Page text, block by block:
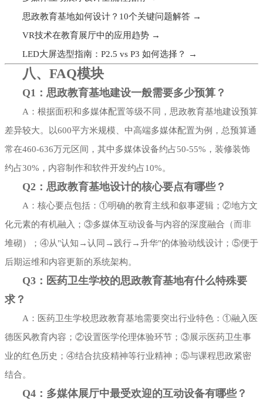
思政教育基地如何设计？10个关键问题解答 →
VR技术在教育展厅中的应用趋势 →
LED大屏选型指南：P2.5 vs P3 如何选择？ →
八、FAQ模块
Q1：思政教育基地建设一般需要多少预算？
A：根据面积和多媒体配置等级不同，思政教育基地建设预算
差异较大。以600平方米规模、中高端多媒体配置为例，总预算通
常在460-636万元区间，其中多媒体设备约占50-55%，装修装饰
约占30%，内容制作和软件开发约占10%。
Q2：思政教育基地设计的核心要点有哪些？
A：核心要点包括：①明确的教育主线和叙事逻辑；②地方文
化元素的有机融入；③多媒体互动设备与内容的深度融合（而非
堆砌）；④从"认知→认同→践行→升华"的体验动线设计；⑤便于
后期运维和内容更新的系统架构。
Q3：医药卫生学校的思政教育基地有什么特殊要
求？
A：医药卫生学校思政教育基地需要突出行业特色：①融入医
德医风教育内容；②设置医学伦理体验环节；③展示医药卫生事
业的红色历史；④结合抗疫精神等行业精神；⑤与课程思政紧密
结合。
Q4：多媒体展厅中最受欢迎的互动设备有哪些？